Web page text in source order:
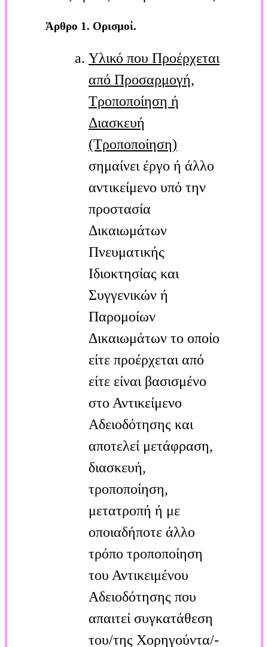
Άρθρο 1. Ορισμοί.
Υλικό που Προέρχεται
από Προσαρμογή,
Τροποποίηση ή
Διασκευή
(Τροποποίηση)
σημαίνει έργο ή άλλο
αντικείμενο υπό την
προστασία
Δικαιωμάτων
Πνευματικής
Ιδιοκτησίας και
Συγγενικών ή
Παρομοίων
Δικαιωμάτων το οποίο
είτε προέρχεται από
είτε είναι βασισμένο
στο Αντικείμενο
Αδειοδότησης και
αποτελεί μετάφραση,
διασκευή,
τροποποίηση,
μετατροπή ή με
οποιαδήποτε άλλο
τρόπο τροποποίηση
του Αντικειμένου
Αδειοδότησης που
απαιτεί συγκατάθεση
του/της Χορηγούντα/-